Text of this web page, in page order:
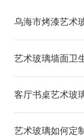
乌海市烤漆艺术
艺术玻璃墙面卫
客厅书桌艺术玻
艺术玻璃如何定